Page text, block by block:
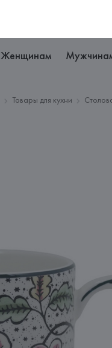
Женщинам
Товары для кухни